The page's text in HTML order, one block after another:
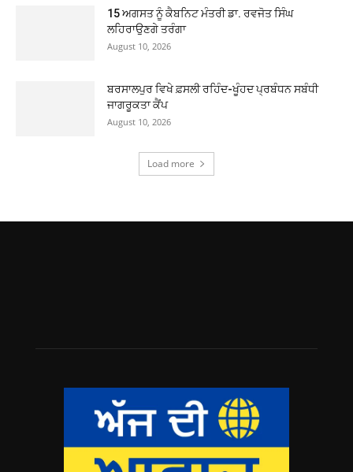
15 ਅਗਸਤ ਨੂੰ ਕੈਬਨਿਟ ਮੰਤਰੀ ਡਾ. ਰਵਜੋਤ ਸਿੰਘ
ਲਹਿਰਾਉਣਗੇ ਤਰੰਗਾ
August 10, 2026
ਬਰਸਾਲਪੁਰ ਵਿਖੇ ਫ਼ਸਲੀ ਰਹਿੰਦ-ਖੂੰਹਦ ਪ੍ਰਬੰਧਨ ਸਬੰਧੀ
ਜਾਗਰੂਕਤਾ ਕੈਂਪ
August 10, 2026
Load more